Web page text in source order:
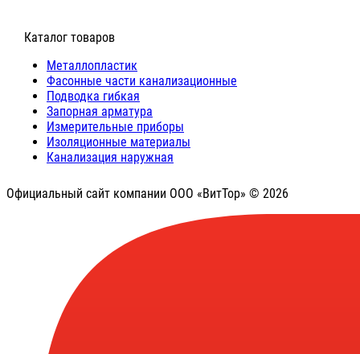
⠀Каталог товаров
Металлопластик
Фасонные части канализационные
Подводка гибкая
Запорная арматура
Измерительные приборы
Изоляционные материалы
Канализация наружная
Официальный сайт компании ООО «ВитТор» © 2026